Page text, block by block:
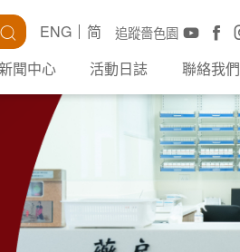
搜尋 追蹤嗇色園
ENG
简
聞中心 活動日誌 聯絡我們